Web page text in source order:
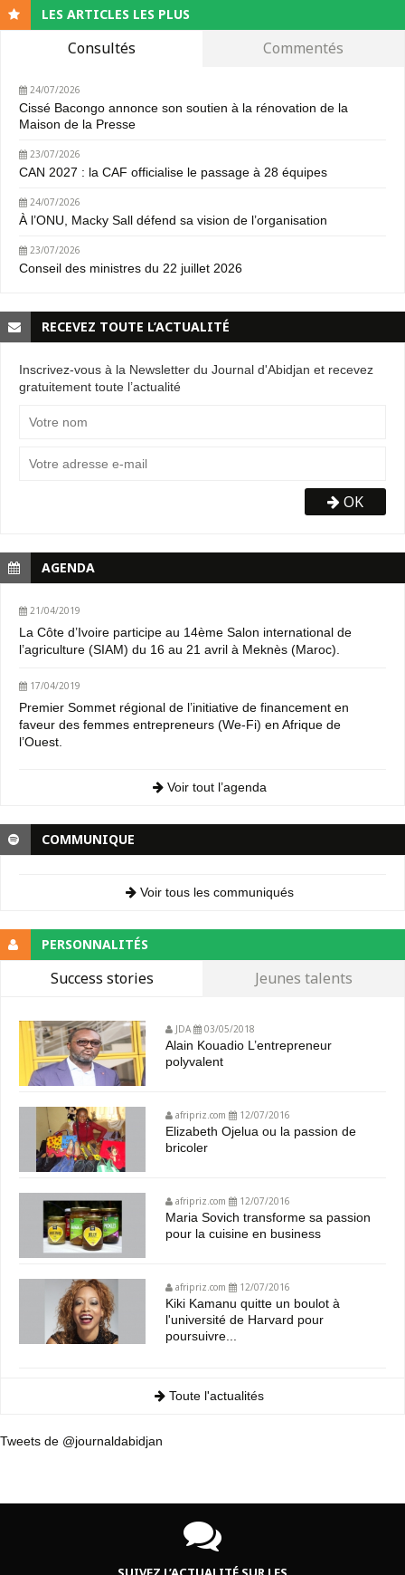
LES ARTICLES LES PLUS
Consultés Commentés
24/07/2026
Cissé Bacongo annonce son soutien à la rénovation de la
Maison de la Presse
23/07/2026
CAN 2027 : la CAF officialise le passage à 28 équipes
24/07/2026
À l’ONU, Macky Sall défend sa vision de l’organisation
23/07/2026
Conseil des ministres du 22 juillet 2026
RECEVEZ TOUTE L’ACTUALITÉ
Inscrivez-vous à la Newsletter du Journal d'Abidjan et recevez
gratuitement toute l’actualité
OK
AGENDA
21/04/2019
La Côte d’Ivoire participe au 14ème Salon international de
l’agriculture (SIAM) du 16 au 21 avril à Meknès (Maroc).
17/04/2019
Premier Sommet régional de l’initiative de financement en
faveur des femmes entrepreneurs (We-Fi) en Afrique de
l’Ouest.
Voir tout l’agenda
COMMUNIQUE
Voir tous les communiqués
PERSONNALITÉS
Success stories Jeunes talents
JDA 03/05/2018
Alain Kouadio L’entrepreneur
polyvalent
afripriz.com 12/07/2016
Elizabeth Ojelua ou la passion de
bricoler
afripriz.com 12/07/2016
Maria Sovich transforme sa passion
pour la cuisine en business
afripriz.com 12/07/2016
Kiki Kamanu quitte un boulot à
l'université de Harvard pour
poursuivre...
Toute l'actualités
Tweets de @journaldabidjan